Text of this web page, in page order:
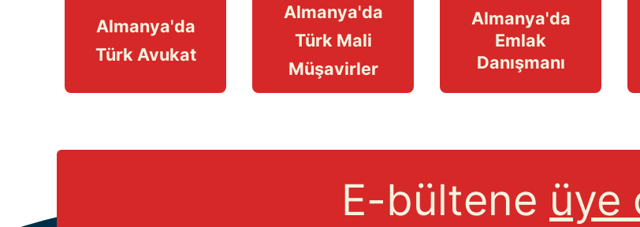
Almanya'da
Türk Avukat
Almanya'da
Türk Mali
Müşavirler
Almanya'da
Emlak
Danışmanı
E-bültene üye